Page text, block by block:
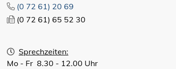
(0 72 61) 20 69
(0 72 61) 65 52 30
Sprechzeiten:
Mo - Fr 8.30 - 12.00 Uhr